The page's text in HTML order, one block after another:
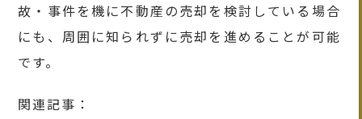
故・事件を機に不動産の売却を検討している場合
にも、周囲に知られずに売却を進めることが可能
です。
関連記事：